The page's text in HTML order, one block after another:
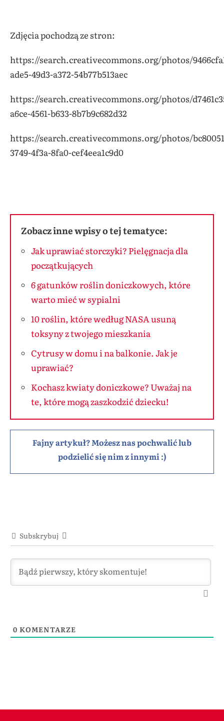
Zdjęcia pochodzą ze stron:
https://search.creativecommons.org/photos/
ade5-49d3-a372-54b77b513aec
https://search.creativecommons.org/photos/
a6ce-4561-b633-8b7b9c682d32
https://search.creativecommons.org/photos/
3749-4f3a-8fa0-cef4eea1c9d0
Zobacz inne wpisy o tej tematyce:
Jak uprawiać storczyki? Pielęgnacja dla
początkujących
6 gatunków roślin doniczkowych, które
warto mieć w sypialni
10 roślin, które według NASA usuną
toksyny z twojego mieszkania
Cytrusy w domu i na balkonie. Jak je
uprawiać?
Kochasz kwiaty doniczkowe? Uważaj na
te, które mogą zaszkodzić dziecku!
Fajny artykuł? Możesz nas pochwalić lub
podzielić się nim z innymi :)
Subskrybuj
0 KOMENTARZE